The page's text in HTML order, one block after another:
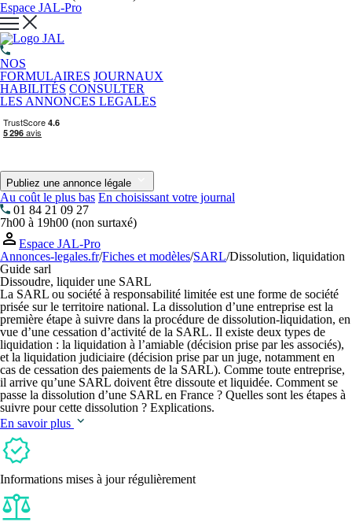
Espace JAL-Pro
NOS
FORMULAIRES JOURNAUX
HABILITÉS CONSULTER
LES ANNONCES LEGALES
Publiez une annonce légale
Au coût le plus bas En choisissant votre journal
01 84 21 09 27
7h00 à 19h00 (non surtaxé)
Espace JAL-Pro
Annonces-legales.fr/Fiches et modèles/SARL/Dissolution, liquidation
Guide sarl
Dissoudre, liquider une SARL
La SARL ou société à responsabilité limitée est une forme de société
prisée sur le territoire national. La dissolution d’une entreprise est la
première étape à suivre dans la procédure de dissolution-liquidation, en
vue d’une cessation d’activité de la SARL. Il existe deux types de
liquidation : la liquidation à l’amiable (décision prise par les associés),
et la liquidation judiciaire (décision prise par un juge, notamment en
cas de cessation des paiements de la SARL). Comme toute entreprise,
il arrive qu’une SARL doivent être dissoute et liquidée. Comment se
passe la dissolution d’une SARL en France ? Quelles sont les étapes à
suivre pour cette dissolution ? Explications.
En savoir plus
Informations mises à jour régulièrement